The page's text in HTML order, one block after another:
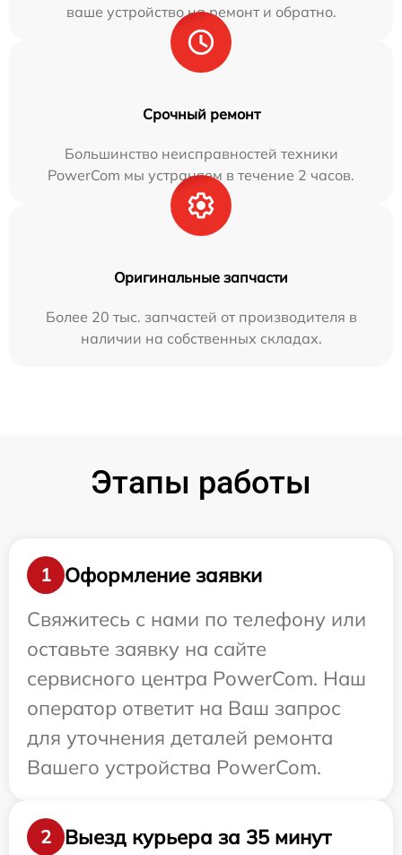
ваше устройство на ремонт и обратно.
Срочный ремонт
Большинство неисправностей техники
PowerCom мы устраняем в течение 2 часов.
Оригинальные запчасти
Более 20 тыс. запчастей от производителя в
наличии на собственных складах.
Этапы работы
1
Оформление заявки
Свяжитесь с нами по телефону или
оставьте заявку на сайте
сервисного центра PowerCom. Наш
оператор ответит на Ваш запрос
для уточнения деталей ремонта
Вашего устройства PowerCom.
2 Выезд курьера за 35 минут